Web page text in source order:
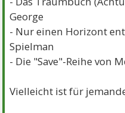
George
- Nur einen Horizont
Spielman
- Die "Save"-Reihe von
Vielleicht ist für